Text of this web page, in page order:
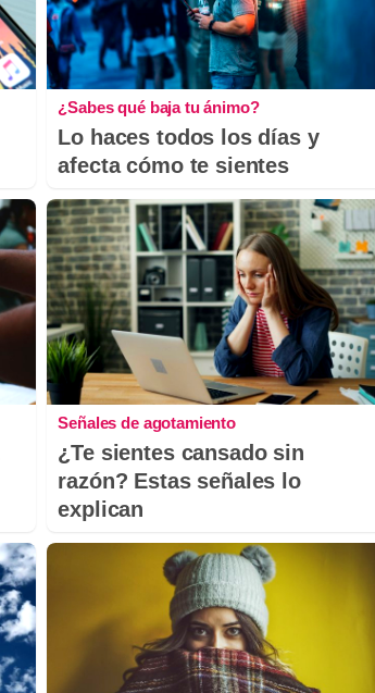
¿Sabes qué baja tu ánimo?
Lo haces todos los días y
afecta cómo te sientes
Señales de agotamiento
¿Te sientes cansado sin
razón? Estas señales lo
explican